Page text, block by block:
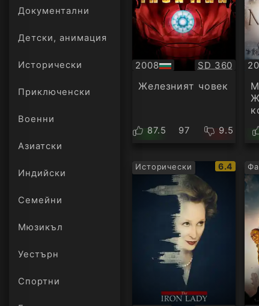
Документални
Детски, анимация
Исторически
Приключенски
Военни
Азиатски
Индийски
Семейни
Мюзикъл
Уестърн
Спортни
2008
БГ
аудио
Качество:
SD 360
Железният човек
87.5 97 9.5
БГ
Исторически
IMDb
рейтинг:
6.4